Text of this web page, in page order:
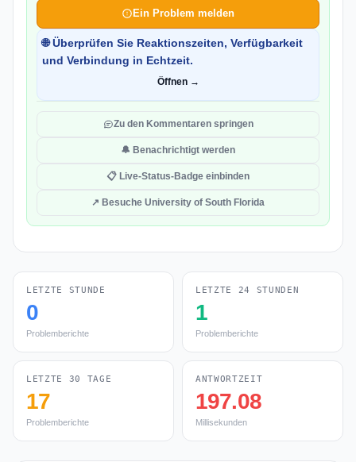
Ein Problem melden
🌐 Überprüfen Sie Reaktionszeiten, Verfügbarkeit
und Verbindung in Echtzeit.
Öffnen →
Zu den Kommentaren springen
🔔 Benachrichtigt werden
📋 Live-Status-Badge einbinden
↗ Besuche University of South Florida
LETZTE STUNDE
0
Problemberichte
LETZTE 24 STUNDEN
1
Problemberichte
LETZTE 30 TAGE
17
Problemberichte
ANTWORTZEIT
197.08
Millisekunden